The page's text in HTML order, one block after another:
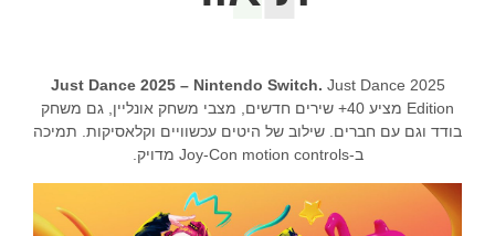
Just Dance 2025 – Nintendo Switch. Just Dance 2025
Edition מציע 40+ שירים חדשים, מצבי משחק אונליין, גם משחק
בודד וגם עם חברים. שילוב של היטים עכשוויים וקלאסיקות. תמיכה
ב-Joy-Con motion controls מדויק.